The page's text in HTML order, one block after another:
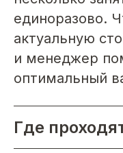
единоразово.
актуальную
и менеджер
оптимальный
Где